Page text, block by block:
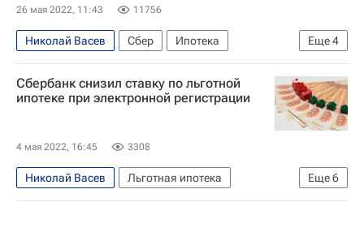
26 мая 2022, 11:43 11756
Еще4
Николай Васев Сбер
Ипотека
Сбербанк России
ДомКлик
Жилье
Банки
Сбербанк снизил ставку по льготной
ипотеке при электронной регистрации
4 мая 2022, 16:45 3308
Еще6
Николай Васев
Льготная ипотека
Ипотека
Россия
Москва